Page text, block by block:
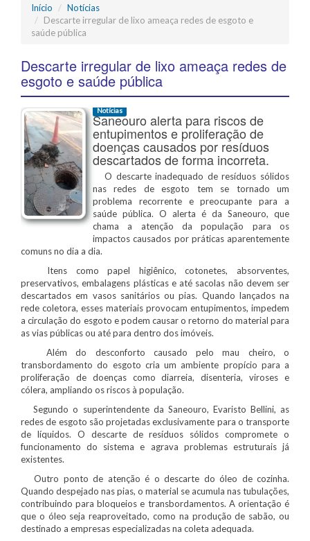
Início
Notícias
Descarte irregular de lixo ameaça redes de esgoto e
saúde pública
Descarte irregular de lixo ameaça redes de
esgoto e saúde pública
Notícias
Saneouro alerta para riscos de
entupimentos e proliferação de
doenças causados por resíduos
descartados de forma incorreta.
O descarte inadequado de resíduos sólidos
nas redes de esgoto tem se tornado um
problema recorrente e preocupante para a
saúde pública. O alerta é da Saneouro, que
chama a atenção da população para os
impactos causados por práticas aparentemente
comuns no dia a dia.
Itens como papel higiênico, cotonetes, absorventes,
preservativos, embalagens plásticas e até sacolas não devem ser
descartados em vasos sanitários ou pias. Quando lançados na
rede coletora, esses materiais provocam entupimentos, impedem
a circulação do esgoto e podem causar o retorno do material para
as vias públicas ou até para dentro dos imóveis.
Além do desconforto causado pelo mau cheiro, o
transbordamento do esgoto cria um ambiente propício para a
proliferação de doenças como diarreia, disenteria, viroses e
cólera, ampliando os riscos à população.
Segundo o superintendente da Saneouro, Evaristo Bellini, as
redes de esgoto são projetadas exclusivamente para o transporte
de líquidos. O descarte de resíduos sólidos compromete o
funcionamento do sistema e agrava problemas estruturais já
existentes.
Outro ponto de atenção é o descarte do óleo de cozinha.
Quando despejado nas pias, o material se acumula nas tubulações,
contribuindo para bloqueios e transbordamentos. A orientação é
que o óleo seja reaproveitado, como na produção de sabão, ou
destinado a empresas especializadas na coleta adequada.